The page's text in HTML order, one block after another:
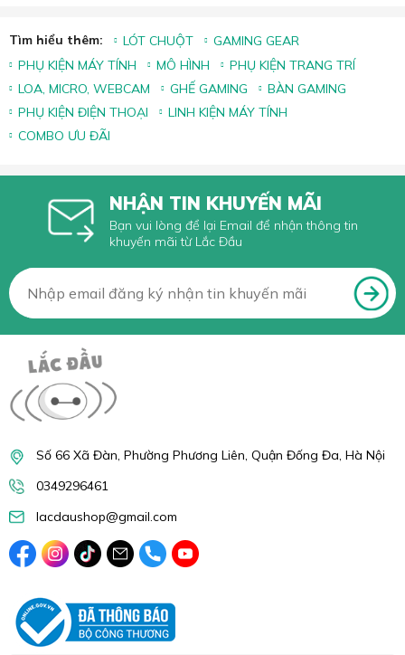
Tìm hiểu thêm: LÓT CHUỘT
GAMING GEAR
PHỤ KIỆN MÁY TÍNH
MÔ HÌNH
PHỤ KIỆN TRANG TRÍ
LOA, MICRO, WEBCAM
GHẾ GAMING
BÀN GAMING
PHỤ KIỆN ĐIỆN THOẠI
LINH KIỆN MÁY TÍNH
COMBO ƯU ĐÃI
NHẬN TIN KHUYẾN MÃI
Bạn vui lòng để lại Email để nhận thông tin
khuyến mãi từ Lắc Đầu
Số 66 Xã Đàn, Phường Phương Liên, Quận Đống Đa, Hà Nội
0349296461
lacdaushop@gmail.com